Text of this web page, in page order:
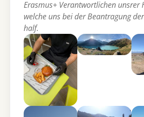
Show larger versionShow larger version
Show larger versionShow larger version
Erasmus+ Verantwortlichen unsrer
welche uns bei der Beantragung
half.